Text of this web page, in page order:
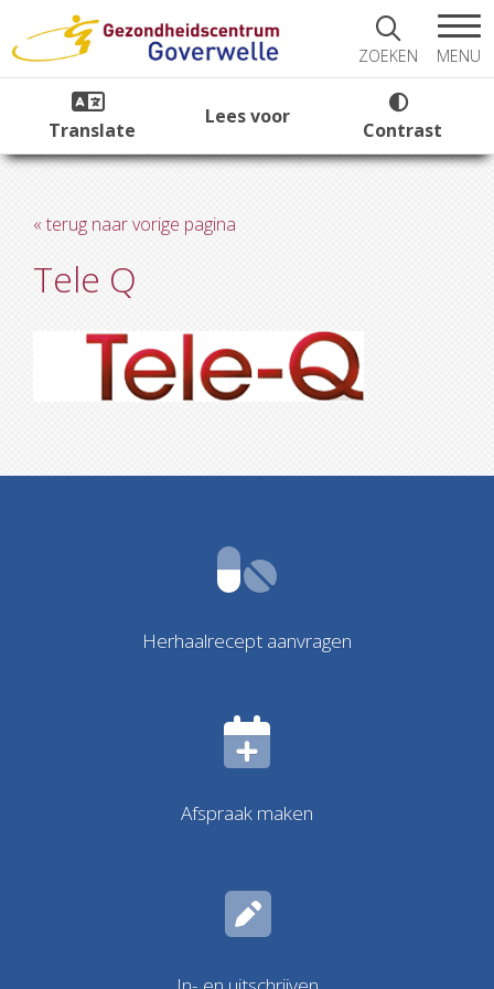
ZOEKEN MENU
Translate
Lees voor
Contrast
« terug naar vorige pagina
Tele Q
Herhaalrecept aanvragen
Afspraak maken